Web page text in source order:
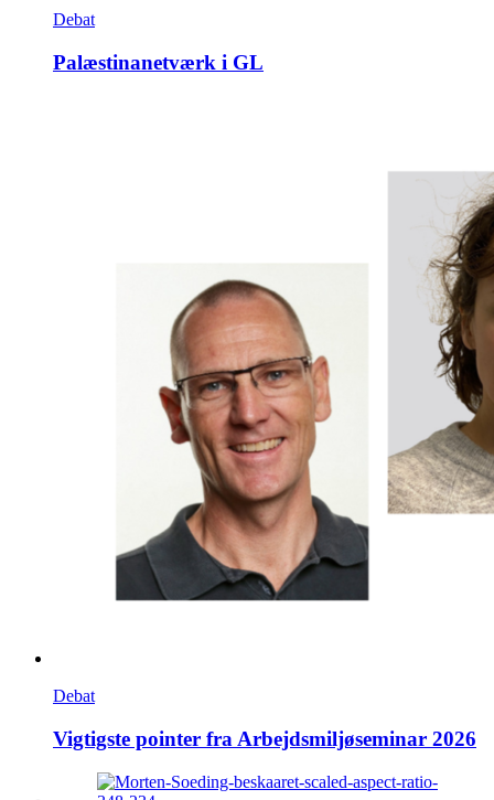
Debat
Palæstinanetværk i GL
Debat
Vigtigste pointer fra Arbejdsmiljøseminar 2026